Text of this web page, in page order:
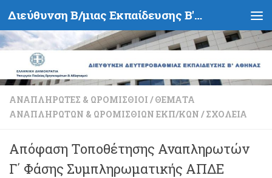
Skip to content Διεύθυνση Β/μιας Εκπαίδευσης Β' Αθήνας - Υπουργείο Παιδείας, Θρησκευμάτων και Αθλητισμού- Ελληνική Δημοκρατία
ΑΝΑΠΛΗΡΩΤΈΣ & ΩΡΟΜΊΣΘΙΟΙ / ΘΈΜΑΤΑ
ΑΝΑΠΛΗΡΩΤΏΝ & ΩΡΟΜΙΣΘΊΩΝ ΕΚΠ/ΚΏΝ / ΣΧΟΛΕΊΑ
Απόφαση Τοποθέτησης Αναπληρωτών
Γ΄ Φάσης Συμπληρωματικής ΑΠΔΕ